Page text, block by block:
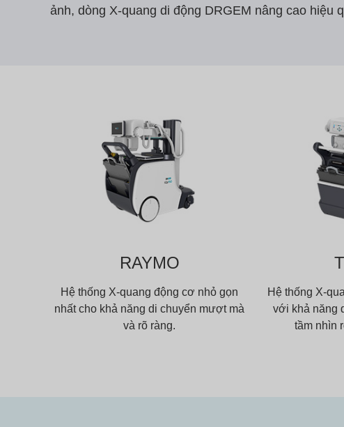
ảnh, dòng X-quang di động DRGEM nâng cao hiệu
RAYMO
Hệ thống X-quang động cơ nhỏ gọn
nhất cho khả năng di chuyển mượt mà
và rõ ràng.
Hệ thống X-
với khả năng
tầm nhìn